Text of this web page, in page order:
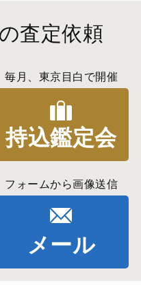
査定依頼
毎月、東京目白で開催
持込鑑定会
フォームから画像送信
メール